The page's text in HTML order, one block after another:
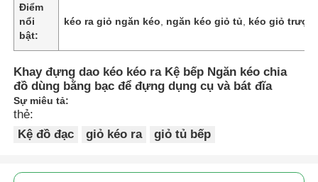
Nhà
Sản phẩm
Về chúng tôi
Điểm
nổi
bật:
kéo ra giỏ ngăn kéo ngăn kéo giỏ tủ kéo giỏ trượt
Khay đựng dao kéo kéo ra Kệ bếp Ngăn kéo chia
đồ dùng bằng bạc để đựng dụng cụ và bát đĩa
Sự miêu tả:
thẻ:
Kệ đồ đạc
giỏ kéo ra giỏ tủ bếp